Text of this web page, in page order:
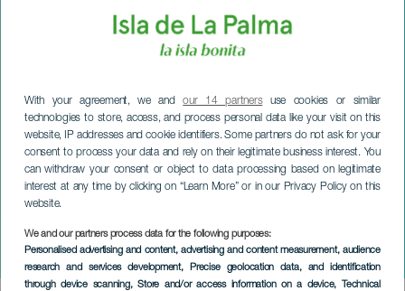
With your agreement, we andour 14 partnersuse cookies or similar
technologies to store, access, and process personal data like your visit on this
website, IP addresses and cookie identifiers. Some partners do not ask for your
consent to process your data and rely on their legitimate business interest. You
can withdraw your consent or object to data processing based on legitimate
interest at any time by clicking on “Learn More” or in our Privacy Policy on this
website.
We and our partners process data for the following purposes:
Personalised advertising and content, advertising and content measurement, audience
research and services development, Precise geolocation data, and identification
through device scanning, Store and/or access information on a device, Technical
Tajadre na Boże Narodzenie
LA PALMA